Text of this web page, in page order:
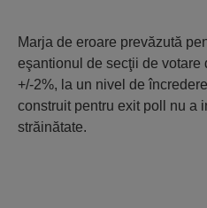
Marja de eroare prevăzută
eşantionul de secţii de votare
+/-2%, la un nivel de
construit pentru exit poll nu a
străinătate.